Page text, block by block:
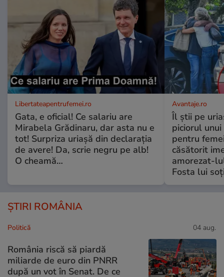
Libertateapentrufemei.ro
Gata, e oficial! Ce salariu are
Mirabela Grădinaru, dar asta nu e
tot! Surpriza uriașă din declarația
de avere! Da, scrie negru pe alb!
O cheamă…
Avantaje.ro
Îl știi pe
piciorul
pentru
căsătorit
amorezat-
Fosta lui
ȘTIRI ROMÂNIA
Politică 04 aug.
România riscă să piardă
miliarde de euro din PNRR
după un vot în Senat. De ce